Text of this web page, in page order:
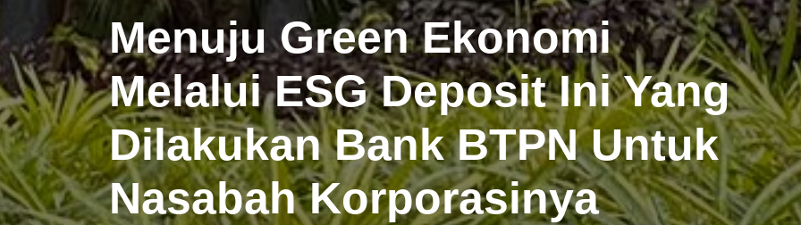
Menuju Green Ekonomi
Melalui ESG Deposit Ini Yang
Dilakukan Bank BTPN Untuk
Nasabah Korporasinya